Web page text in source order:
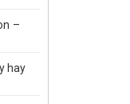
–
hay